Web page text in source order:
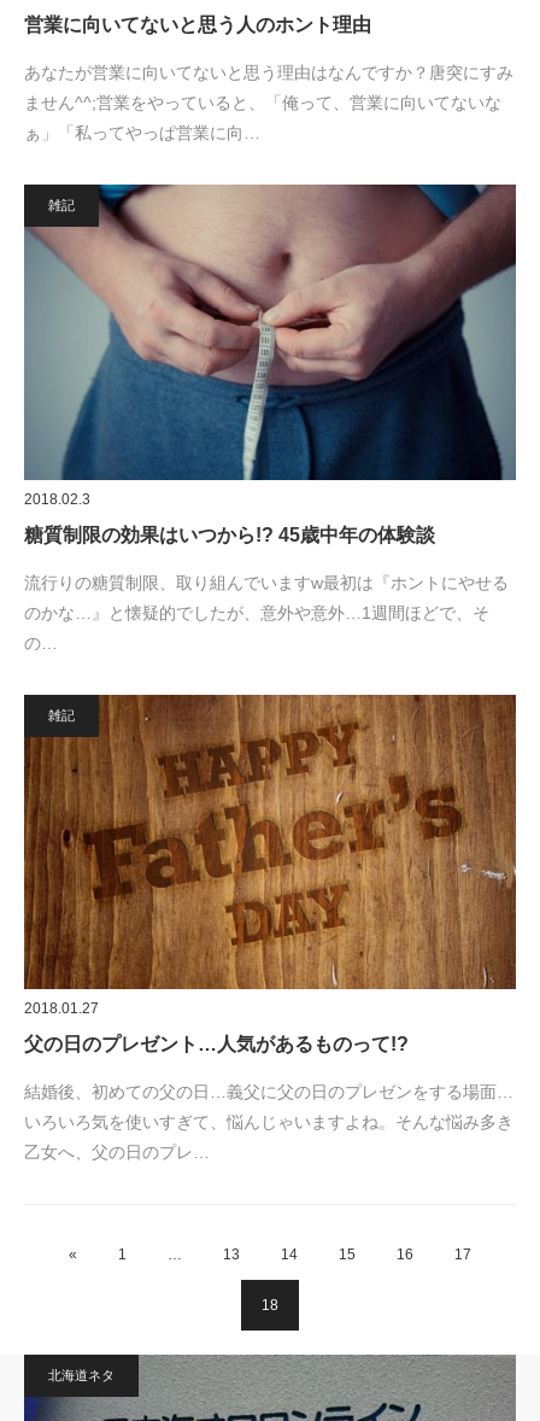
営業に向いてないと思う人のホント理由
あなたが営業に向いてないと思う理由はなんですか？唐突にすみ
ません^^;営業をやっていると、「俺って、営業に向いてないな
ぁ」「私ってやっぱ営業に向…
雑記
2018.02.3
糖質制限の効果はいつから!? 45歳中年の体験談
流行りの糖質制限、取り組んでいますw最初は『ホントにやせる
のかな…』と懐疑的でしたが、意外や意外…1週間ほどで、そ
の…
雑記
2018.01.27
父の日のプレゼント…人気があるものって!?
結婚後、初めての父の日…義父に父の日のプレゼンをする場面…
いろいろ気を使いすぎて、悩んじゃいますよね。そんな悩み多き
乙女へ、父の日のプレ…
« 1 … 13 14 15 16 17
18
北海道ネタ